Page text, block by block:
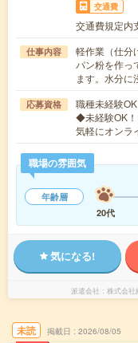
交通費
交通費規定内
仕事内容
軽作業（仕分
パン粉を作っ
ます。水分
応募資格
職種未経験
◆未経験OK！
気軽にオン
職場の雰囲気
年齢層
20代
気になる!
派遣会社 株式会社
未読 掲載日 2026/08/05